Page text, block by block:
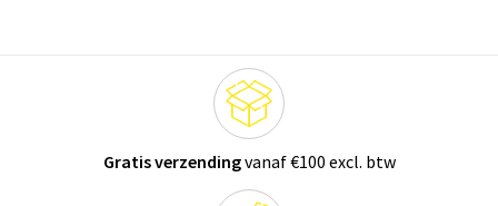
Gratis verzendingvanaf €100 excl. btw